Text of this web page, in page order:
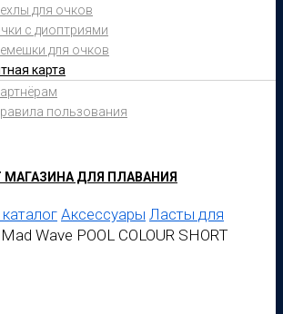
для очков
с диоптриями
для очков
карта
пользования
МАГАЗИНА ДЛЯ ПЛАВАНИЯ
Аксессуары Ласты для
Wave POOL COLOUR SHORT